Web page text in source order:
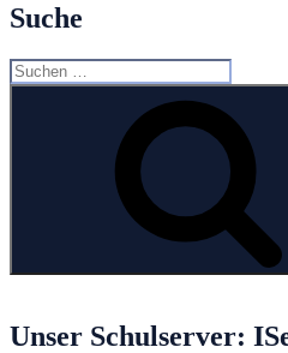
Suche
Suche
nach:
Unser Schulserver: